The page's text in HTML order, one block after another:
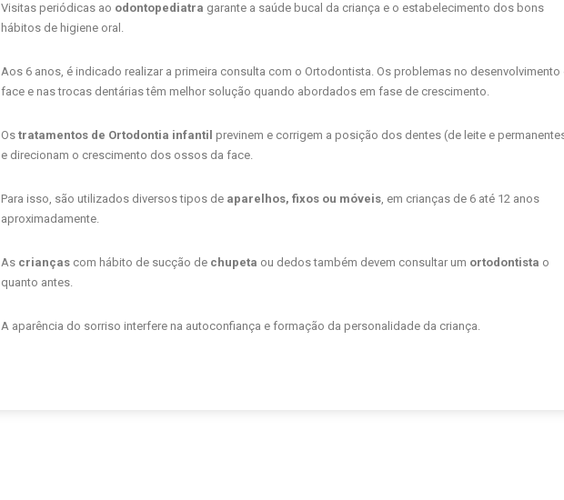
Visitas periódicas ao odontopediatra garante a saúde bucal da criança e o estabelecimento dos bons
hábitos de higiene oral.
Aos 6 anos, é indicado realizar a primeira consulta com o Ortodontista. Os problemas no desenvolvimento
face e nas trocas dentárias têm melhor solução quando abordados em fase de crescimento.
Ostratamentos de Ortodontia infantil previnem e corrigem a posição dos dentes (de leite e
e direcionam o crescimento dos ossos da face.
Para isso, são utilizados diversos tipos de aparelhos, fixos ou móveis, em crianças de 6 até 12 anos
aproximadamente.
As crianças com hábito de sucção de chupeta ou dedos também devem consultar um ortodontista o
quanto antes.
A aparência do sorriso interfere na autoconfiança e formação da personalidade da criança.